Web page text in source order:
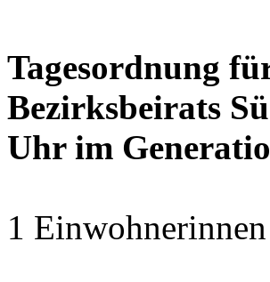
Tagesordnung
Bezirksbeirats
Uhr im
1